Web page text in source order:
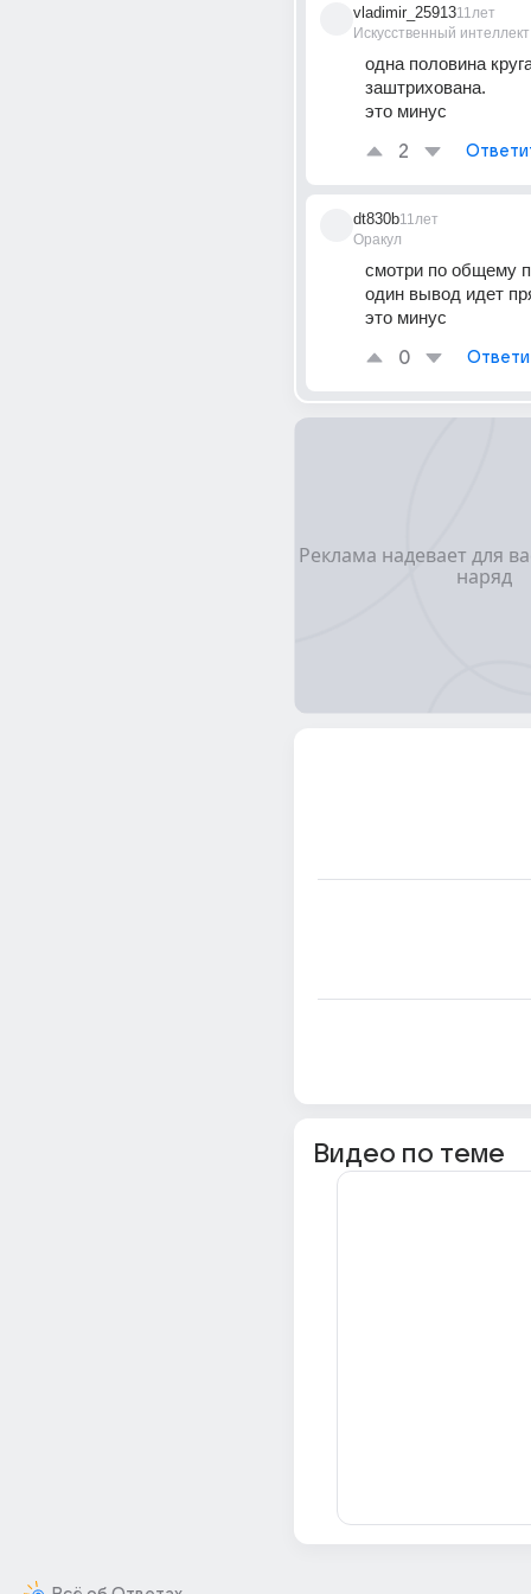
vladimir_25913
Искусственный интеллект
11лет
одна половина
заштрихована.
это минус
2
dt830b
Оракул
11лет
смотри по общему
один вывод идет
это минус
0
Видео по теме